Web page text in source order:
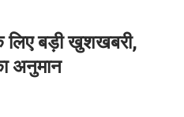
लिए बड़ी खुशखबरी,
अनुमान